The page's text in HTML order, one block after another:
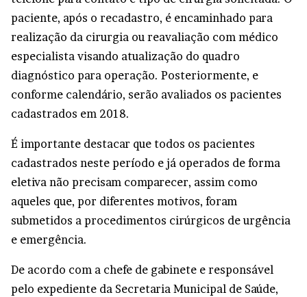
paciente, após o recadastro, é encaminhado para
realização da cirurgia ou reavaliação com médico
especialista visando atualização do quadro
diagnóstico para operação. Posteriormente, e
conforme calendário, serão avaliados os pacientes
cadastrados em 2018.
É importante destacar que todos os pacientes
cadastrados neste período e já operados de forma
eletiva não precisam comparecer, assim como
aqueles que, por diferentes motivos, foram
submetidos a procedimentos cirúrgicos de urgência
e emergência.
De acordo com a chefe de gabinete e responsável
pelo expediente da Secretaria Municipal de Saúde,